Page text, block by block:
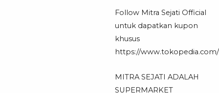
Follow Mitra Sejati Official
untuk dapatkan kupon
khusus
https://
MITRA SEJATI ADALAH
SUPERMARKET